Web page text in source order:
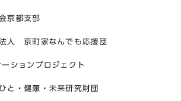
京都支部
人 京町家なんでも応援団
ションプロジェクト
と・健康・未来研究財団